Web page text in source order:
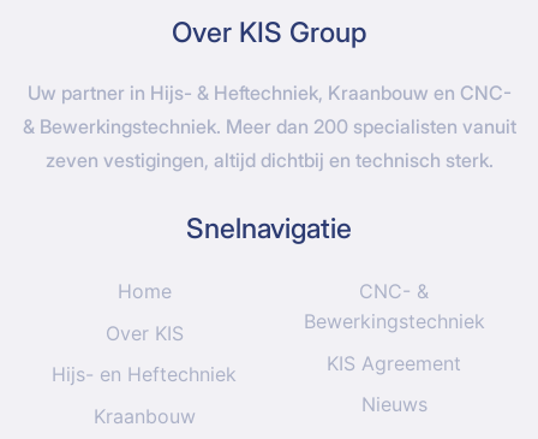
Over KIS Group
Uw partner in Hijs- & Heftechniek, Kraanbouw en CNC-
& Bewerkingstechniek. Meer dan 200 specialisten vanuit
zeven vestigingen, altijd dichtbij en technisch sterk.
Snelnavigatie
Home
Over KIS
Hijs- en Heftechniek
Kraanbouw
CNC- &
Bewerkingstechniek
KIS Agreement
Nieuws